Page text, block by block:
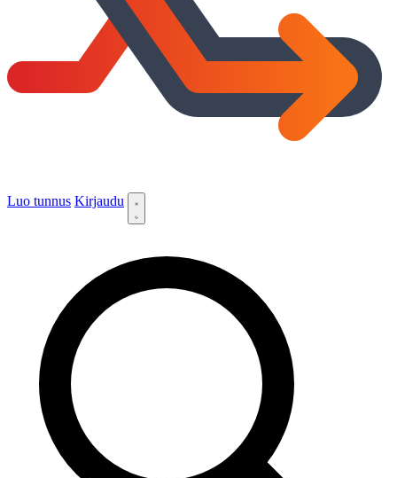
Luo tunnus Kirjaudu